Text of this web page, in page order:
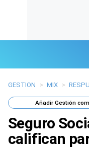
Últimas Noticias
Mi Bolsillo
Respuestas
GESTION > MIX >
AñadirGestión
Seguro
califican